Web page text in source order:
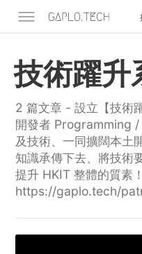
技術躍升
2 篇文章 - 設立【技術
開發者 Programming
及技術、一同擴闊本土
知識承傳下去、將技術
提升 HKIT 整體的質素
https://gaplo.tech/